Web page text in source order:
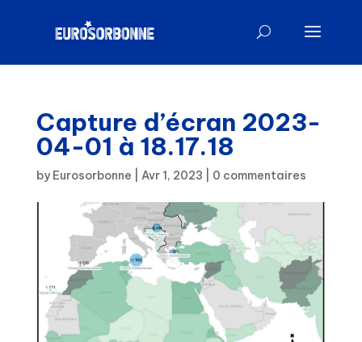
Capture d’écran 2023-
04-01 à 18.17.18
by Eurosorbonne Avr 1, 2023 0 commentaires